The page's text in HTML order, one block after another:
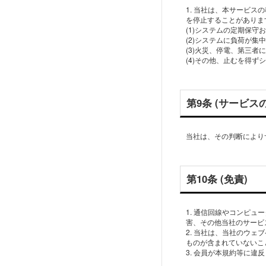
1. 当社は、本サービス
を停止することがあり
(1)システムの定期保守
(2)システムに負荷が集
(3)火災、停電、第三者
(4)その他、止むを得ず
第9条 (サービス
当社は、その判断によ
第10条 (免責)
1. 通信回線やコンピュ
害、その他当社のサー
2. 当社は、当社のウェ
ものが含まれていない
3. 会員が本規約等に違